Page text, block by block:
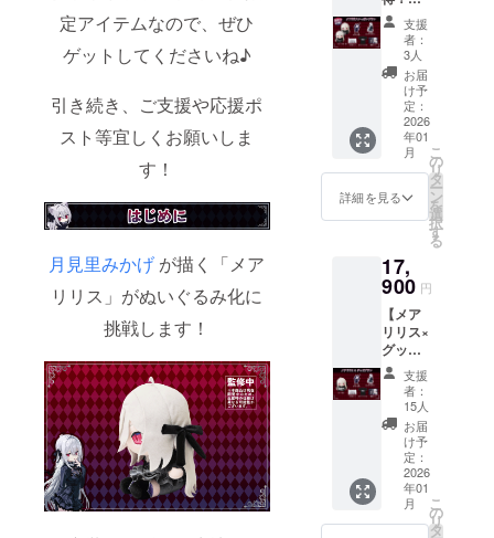
定アイテムなので、ぜひ
ゲットしてくださいね♪
引き続き、ご支援や応援ポ
スト等宜しくお願いしま
す！
月見里みかげ が描く「メア
リリス」がぬいぐるみ化に
挑戦します！
ございま
す。
◾️ プライバ
シー
お問い合わ
しては、プ
ポリシーに
準じて管理
させていた
だきます。
メアリ
リス
いっぱ
いプラ
ン 送料
1,100円
分割引
になっ
ている
お得な
プラン
です。
・ぬい
み 2点
・アク
リル
キーホ
ル
ダー 1
点 ・ア
クリル
スタン
ド 1点
・クリ
アポー
チ 1点
・プリ
ントT
シャ
支援
者：
3人
お届
け予
定：
2026
年01
月
詳細を見る
こ
の
リ
タ
ー
ン
を
選
択
す
る
17,
900 円
【メア
リリス×
グッズ
プラ
ン】 ・
ぬいぐ
るみ 1
点 ・ア
クリル
キーホ
ダー 1
点 ・ア
支援
者：
15人
お届
け予
定：
2026
年01
月
こ
の
リ
タ